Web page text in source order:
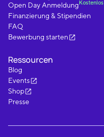
Open Day AnmeldungKostenlos
Finanzierung & Stipendien
FAQ
Bewerbung starten
Ressourcen
Blog
Events
Shop
Presse